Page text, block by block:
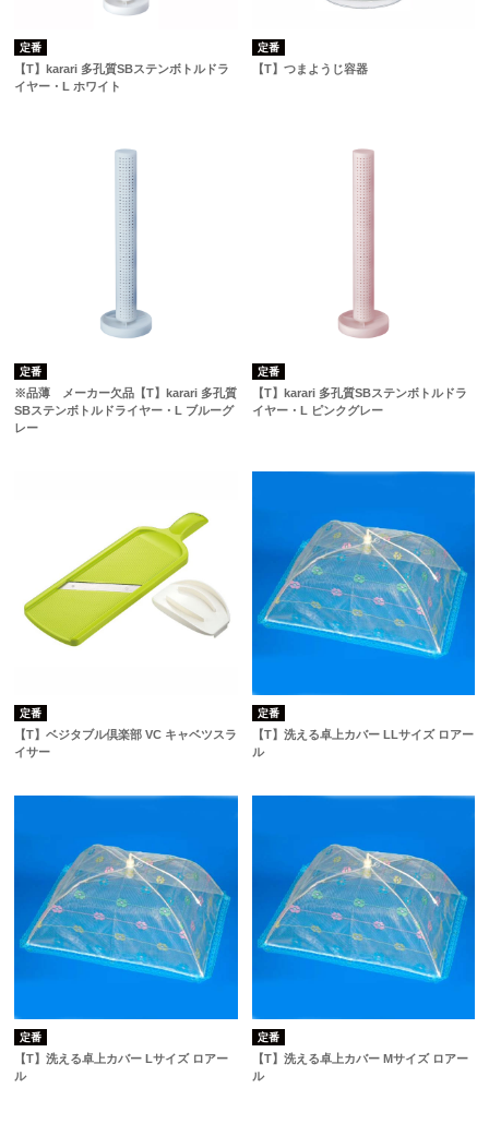
定番
【T】karari 多孔質SBステンボトルドラ
イヤー・L ホワイト
定番
【T】つまようじ容器
定番
※品薄 メーカー欠品【T】karari 多孔質
SBステンボトルドライヤー・L ブルーグ
レー
定番
【T】karari 多孔質SBステンボトルドラ
イヤー・L ピンクグレー
定番
【T】ベジタブル倶楽部 VC キャベツスラ
イサー
定番
【T】洗える卓上カバー LLサイズ ロアー
ル
定番
【T】洗える卓上カバー Lサイズ ロアー
ル
定番
【T】洗える卓上カバー Mサイズ ロアー
ル